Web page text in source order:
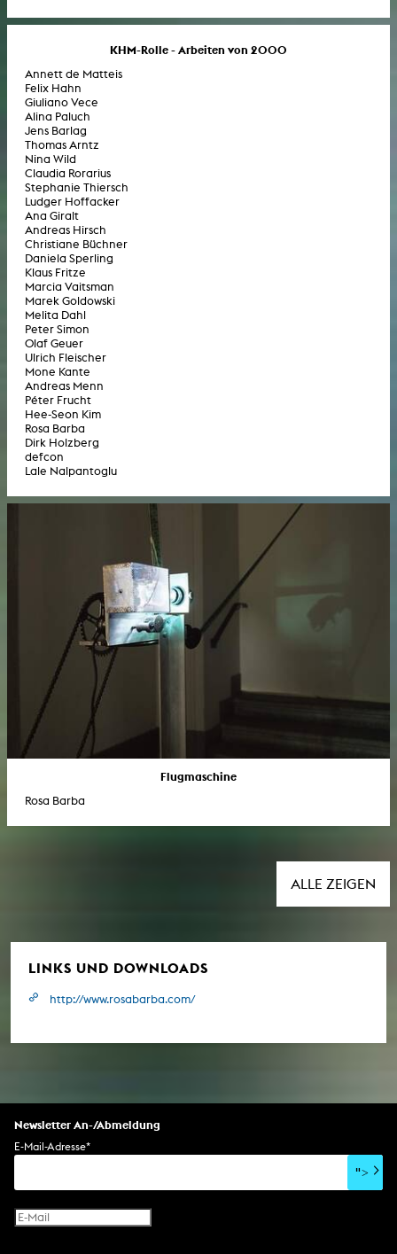
KHM-Rolle - Arbeiten von 2000
Annett de Matteis
Felix Hahn
Giuliano Vece
Alina Paluch
Jens Barlag
Thomas Arntz
Nina Wild
Claudia Rorarius
Stephanie Thiersch
Ludger Hoffacker
Ana Giralt
Andreas Hirsch
Christiane Büchner
Daniela Sperling
Klaus Fritze
Marcia Vaitsman
Marek Goldowski
Melita Dahl
Peter Simon
Olaf Geuer
Ulrich Fleischer
Mone Kante
Andreas Menn
Péter Frucht
Hee-Seon Kim
Rosa Barba
Dirk Holzberg
defcon
Lale Nalpantoglu
Flugmaschine
Rosa Barba
ALLE ZEIGEN
LINKS UND DOWNLOADS
http://www.rosabarba.com/
Newsletter An-/Abmeldung
E-Mail-Adresse*
">